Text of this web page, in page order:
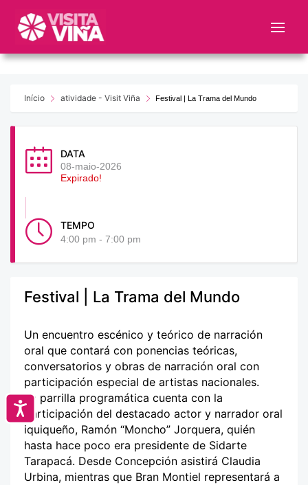
este
web
sistema
Accesibilidad
Início atividade - Visit Viña Festival | La Trama del Mundo
DATA
08-maio-2026
Expirado!
TEMPO
4:00 pm - 7:00 pm
Festival | La Trama del Mundo
Un encuentro escénico y teórico de narración
oral que contará con ponencias teóricas,
conversatorios y obras de narración oral con
participación especial de artistas nacionales.
La parrilla programática cuenta con la
participación del destacado actor y narrador oral
iquiqueño, Ramón “Moncho” Jorquera, quién
hasta hace poco era presidente de Sidarte
Tarapacá. Desde Concepción asistirá Claudia
Urbina, mientras que Bran Montiel representará a